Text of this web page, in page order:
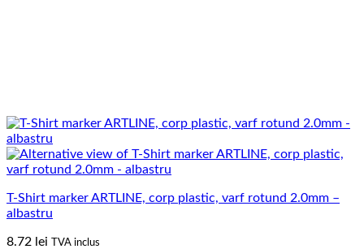
T-Shirt marker ARTLINE, corp plastic, varf rotund 2.0mm –
albastru
8.72 lei TVA inclus